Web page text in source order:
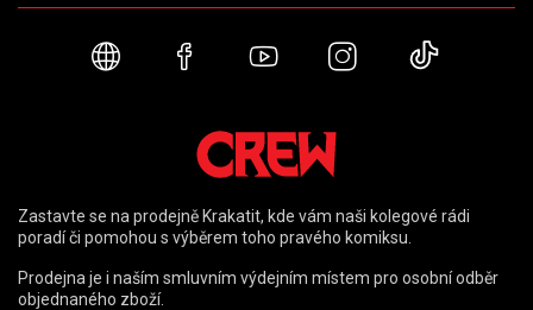
Webové stránky
FacebookYouTubeInstagram
Zastavte se na prodejně Krakatit, kde vám naši kolegové rádi
poradí či pomohou s výběrem toho pravého komiksu.
Prodejna je i naším smluvním výdejním místem pro osobní odběr
objednaného zboží.